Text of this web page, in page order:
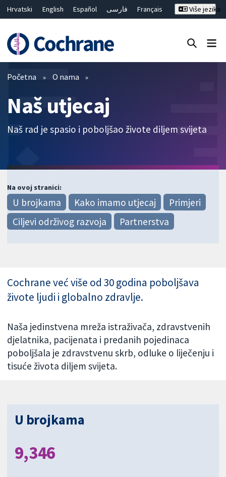
Hrvatski English Español فارسی
Français
繁體中文
简体中文
Više jezika
Prečistači
Početna O nama
Naš utjecaj
Naš rad je spasio i poboljšao živote diljem svijeta
Na ovoj stranici:
U brojkama Kako imamo utjecaj
Primjeri
Ciljevi održivog razvoja
Partnerstva
Cochrane već više od 30 godina poboljšava
živote ljudi i globalno zdravlje.
Naša jedinstvena mreža istraživača, zdravstvenih
djelatnika, pacijenata i predanih pojedinaca
poboljšala je zdravstvenu skrb, odluke o liječenju i
tisuće života diljem svijeta.
U brojkama
9,346